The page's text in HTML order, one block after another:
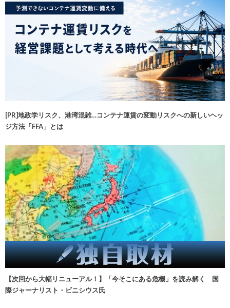
[PR]地政学リスク、港湾混雑…コンテナ運賃の変動リスクへの新しいヘッ
ジ方法「FFA」とは
【次回から大幅リニューアル！】「今そこにある危機」を読み解く 国
際ジャーナリスト・ビニシウス氏